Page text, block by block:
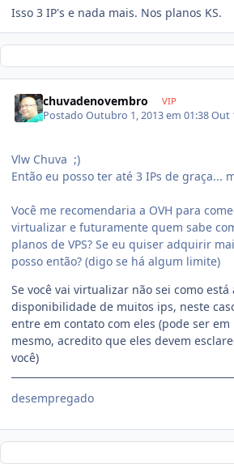
Isso 3 IP's e nada mais. Nos planos KS.
chuvadenovembro VIP
PostadoOutubro 1, 2013 em 01:38Out
Vlw Chuva ;)
Então eu posso ter até 3 IPs de graça...
Você me recomendaria a OVH para
virtualizar e futuramente quem sabe
planos de VPS? Se eu quiser adquirir
posso então? (digo se há algum limite)
Se você vai virtualizar não sei como está
disponibilidade de muitos ips, neste
entre em contato com eles (pode ser
mesmo, acredito que eles devem
você)
desempregado